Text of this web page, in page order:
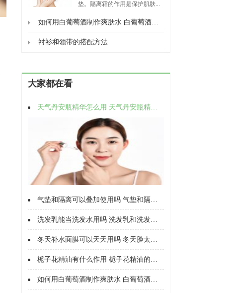
垫。隔离霜的作用是保护肌肤...
如何用白葡萄酒制作爽肤水 白葡萄酒制作爽肤水的好处
衬衫和领带的搭配方法
大家都在看
天气丹安瓶精华怎么用 天气丹安瓶精华的使用方法
气垫和隔离可以叠加使用吗 气垫和隔离能不能一起用
洗发乳能当洗发水用吗 洗发乳和洗发水有什么不同
冬天补水面膜可以天天用吗 冬天脸太干可以每天敷面膜吗
栀子花精油有什么作用 栀子花精油的作用有哪些
如何用白葡萄酒制作爽肤水 白葡萄酒制作爽肤水的好处